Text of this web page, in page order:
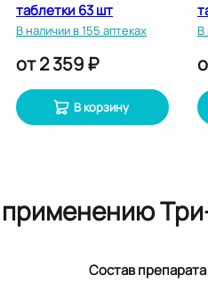
таблетки 63 шт
В наличии в 155 аптеках
от2 359 ₽
В корзину
В
Состав